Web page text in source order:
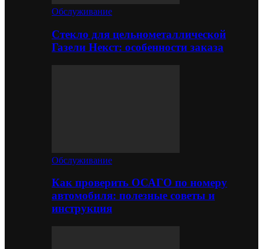
Обслуживание
Стекло для цельнометаллической
Газели Некст: особенности заказа
Обслуживание
Как проверить ОСАГО по номеру
автомобиля: полезные советы и
инструкция